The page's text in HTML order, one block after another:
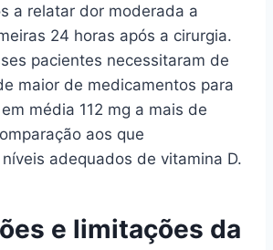
a relatar dor moderada a
24 horas após a cirurgia.
pacientes necessitaram de
maior de medicamentos para
média 112 mg a mais de
aos que
adequados de vitamina D.
e limitações da